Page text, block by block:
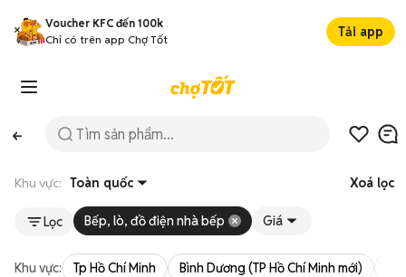
Voucher KFC đến 100k
Chỉ có trên app Chợ Tốt
Tải app
Khu vực: Toàn quốc Xoá lọc
Lọc Bếp, lò, đồ điện nhà bếp Giá
Khu vực: Tp Hồ Chí Minh Bình Dương (TP Hồ Chí Minh mới)